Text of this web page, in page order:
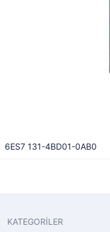
6ES7 131-4BD01-0AB0
KATEGORİLER